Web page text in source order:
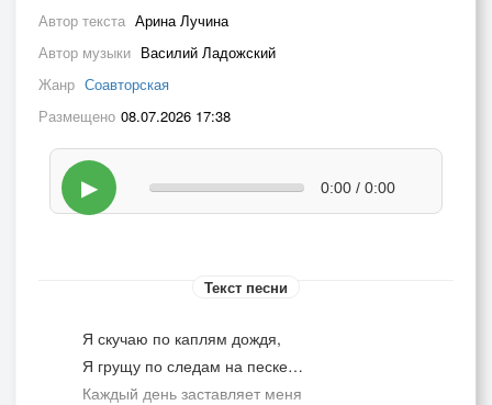
Автор текста Арина Лучина
Автор музыки Василий Ладожский
Жанр Соавторская
Размещено 08.07.2026 17:38
▶ 0:00 / 0:00
Текст песни
Я скучаю по каплям дождя,
Я грущу по следам на песке…
Каждый день заставляет меня